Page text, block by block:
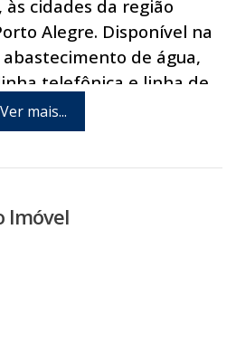
cidades da região
Alegre. Disponível na
de água,
telefônica e linha de
asfaltada. Agende hoje
com um de nossos
Ver mais...
Imóvel